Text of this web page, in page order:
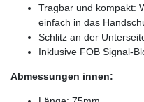
Tragbar und kompakt:
einfach in das
Schlitz an der
Inklusive FOB Signal-
Abmessungen innen: